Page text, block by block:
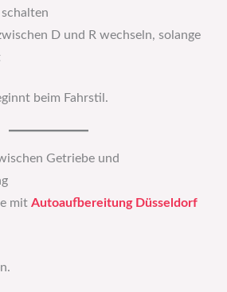
D und R wechseln, solange
beim Fahrstil.
Getriebe und
mit Autoaufbereitung Düsseldorf